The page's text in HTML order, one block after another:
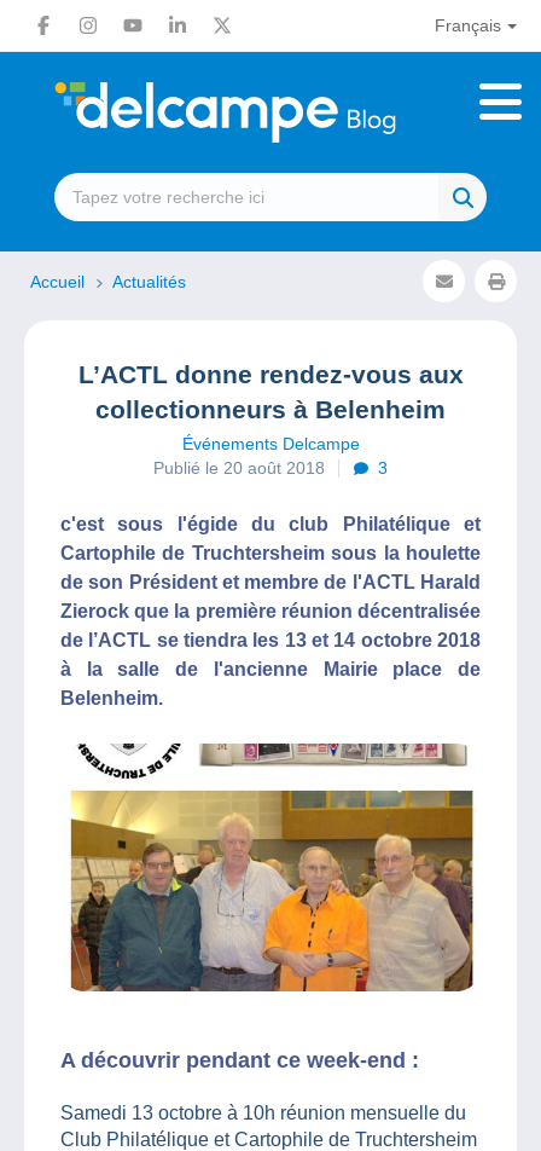
Français
Accueil Actualités
L’ACTL donne rendez-vous aux
collectionneurs à Belenheim
Événements Delcampe
Publié le 20 août 2018
3
c'est sous l'égide du club Philatélique et
Cartophile de Truchtersheim sous la houlette
de son Président et membre de l'ACTL Harald
Zierock que la première réunion décentralisée
de l’ACTL se tiendra les 13 et 14 octobre 2018
à la salle de l'ancienne Mairie place de
Belenheim.
A découvrir pendant ce week-end :
Samedi 13 octobre à 10h réunion mensuelle du
Club Philatélique et Cartophile de Truchtersheim